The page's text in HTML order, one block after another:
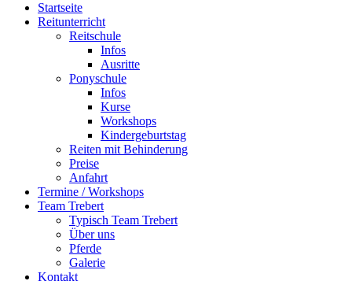
Startseite
Reitunterricht
Reitschule
Infos
Ausritte
Ponyschule
Infos
Kurse
Workshops
Kindergeburtstag
Reiten mit Behinderung
Preise
Anfahrt
Termine / Workshops
Team Trebert
Typisch Team Trebert
Über uns
Pferde
Galerie
Kontakt